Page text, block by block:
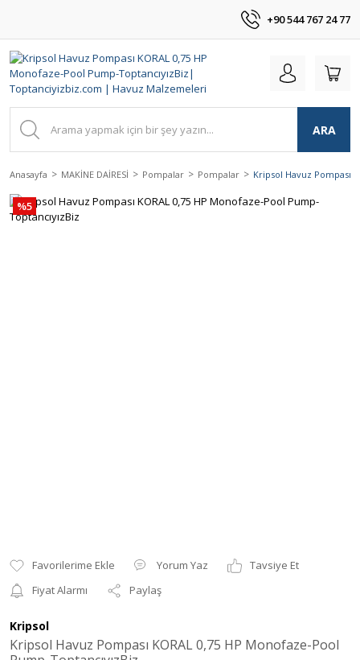
+90 544 767 24 77
ARA
Anasayfa MAKİNE DAİRESİ Pompalar Pompalar Kripsol Havuz Pompası
%5
Yorum Yaz
Tavsiye Et
Fiyat Alarmı
Paylaş
Kripsol
Kripsol Havuz Pompası KORAL 0,75 HP Monofaze-Pool